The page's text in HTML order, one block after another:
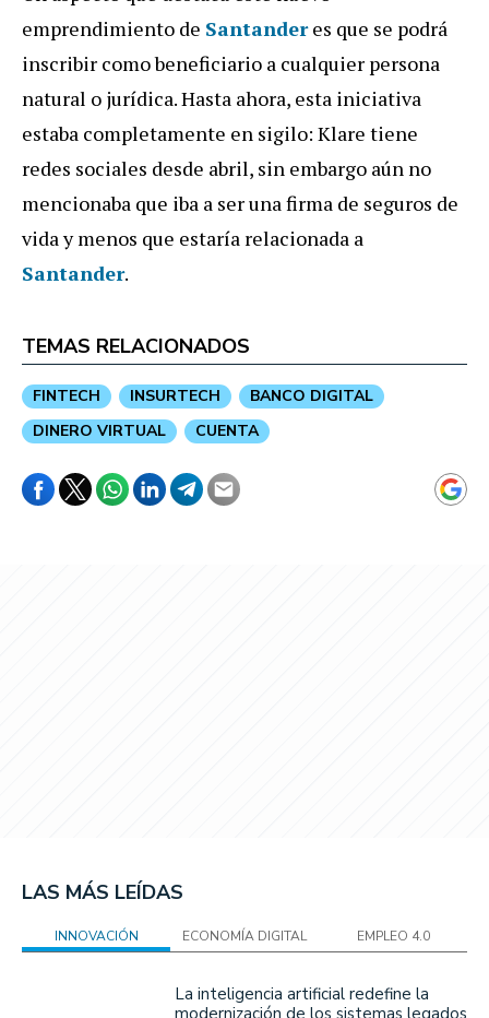
emprendimiento de Santanderes que se podrá
inscribir como beneficiario a cualquier persona
natural o jurídica. Hasta ahora, esta iniciativa
estaba completamente en sigilo: Klare tiene
redes sociales desde abril, sin embargo aún no
mencionaba que iba a ser una firma de seguros de
vida y menos que estaría relacionada a
Santander.
TEMAS RELACIONADOS
FINTECH INSURTECH
BANCO DIGITAL
DINERO VIRTUAL
CUENTA
LAS MÁS LEÍDAS
INNOVACIÓN ECONOMÍA DIGITAL EMPLEO 4.0
La inteligencia artificial redefine la
modernización de los sistemas legados